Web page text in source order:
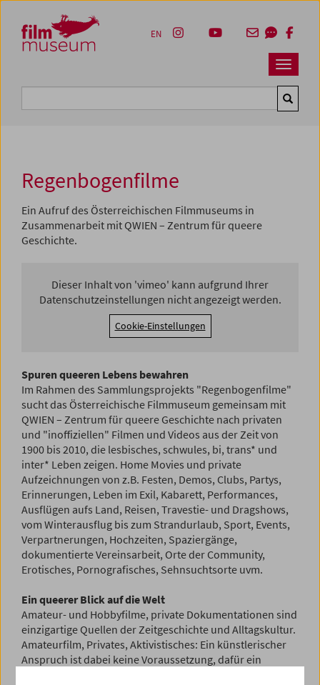
Zum Inhalt
Zum Hauptmenü
Zur Servicenavigation
Zum Suche
Navbar
EN
Regenbogenfilme
Ein Aufruf des Österreichischen Filmmuseums in
Zusammenarbeit mit QWIEN – Zentrum für queere
Geschichte.
Dieser Inhalt von 'vimeo' kann aufgrund Ihrer
Datenschutzeinstellungen nicht angezeigt werden.
Cookie-Einstellungen
Spuren queeren Lebens bewahren
Im Rahmen des Sammlungsprojekts "Regenbogenfilme"
sucht das Österreichische Filmmuseum gemeinsam mit
QWIEN – Zentrum für queere Geschichte nach privaten
und "inoffiziellen" Filmen und Videos aus der Zeit von
1900 bis 2010, die lesbisches, schwules, bi, trans* und
inter* Leben zeigen. Home Movies und private
Aufzeichnungen von z.B. Festen, Demos, Clubs, Partys,
Erinnerungen, Leben im Exil, Kabarett, Performances,
Ausflügen aufs Land, Reisen, Travestie- und Dragshows,
vom Winterausflug bis zum Strandurlaub, Sport, Events,
Verpartnerungen, Hochzeiten, Spaziergänge,
dokumentierte Vereinsarbeit, Orte der Community,
Erotisches, Pornografisches, Sehnsuchtsorte uvm.
Ein queerer Blick auf die Welt
Amateur- und Hobbyfilme, private Dokumentationen sind
einzigartige Quellen der Zeitgeschichte und Alltagskultur.
Amateurfilm, Privates, Aktivistisches: Ein künstlerischer
Anspruch ist dabei keine Voraussetzung, dafür ein